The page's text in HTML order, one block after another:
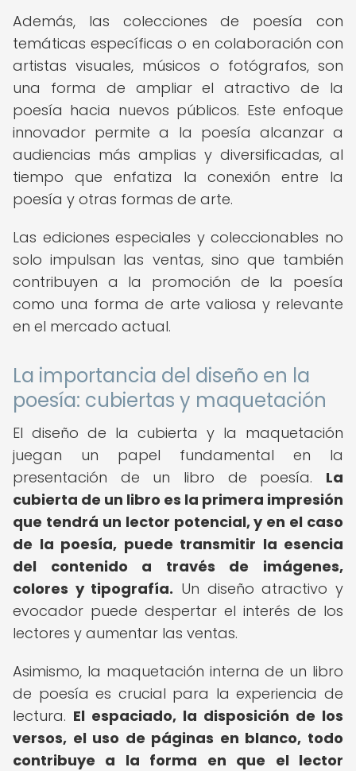
Además, las colecciones de poesía con
temáticas específicas o en colaboración con
artistas visuales, músicos o fotógrafos, son
una forma de ampliar el atractivo de la
poesía hacia nuevos públicos. Este enfoque
innovador permite a la poesía alcanzar a
audiencias más amplias y diversificadas, al
tiempo que enfatiza la conexión entre la
poesía y otras formas de arte.
Las ediciones especiales y coleccionables no
solo impulsan las ventas, sino que también
contribuyen a la promoción de la poesía
como una forma de arte valiosa y relevante
en el mercado actual.
La importancia del diseño en la
poesía: cubiertas y maquetación
El diseño de la cubierta y la maquetación
juegan un papel fundamental en la
presentación de un libro de poesía. La
cubierta de un libro es la primera impresión
que tendrá un lector potencial, y en el caso
de la poesía, puede transmitir la esencia
del contenido a través de imágenes,
colores y tipografía. Un diseño atractivo y
evocador puede despertar el interés de los
lectores y aumentar las ventas.
Asimismo, la maquetación interna de un libro
de poesía es crucial para la experiencia de
lectura. El espaciado, la disposición de los
versos, el uso de páginas en blanco, todo
contribuye a la forma en que el lector